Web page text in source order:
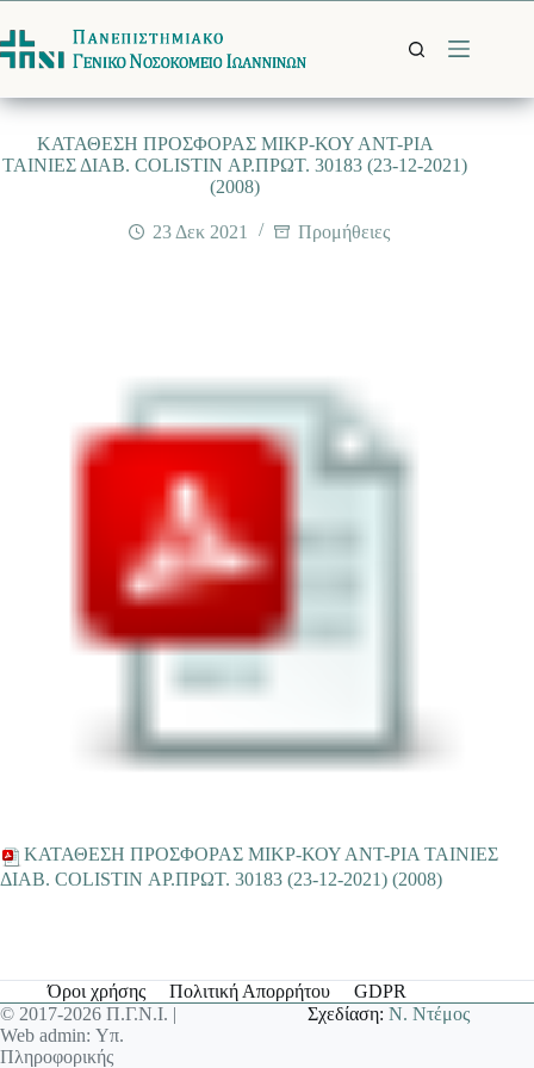
στο
περιεχόμενο
ΚΑΤΑΘΕΣΗ ΠΡΟΣΦΟΡΑΣ ΜΙΚΡ-ΚΟΥ ΑΝΤ-ΡΙΑ
TAINIEΣ ΔΙΑΒ. COLISTIN ΑΡ.ΠΡΩΤ. 30183 (23-12-2021)
(2008)
23 Δεκ 2021 Προμήθειες
ΚΑΤΑΘΕΣΗ ΠΡΟΣΦΟΡΑΣ ΜΙΚΡ-ΚΟΥ ΑΝΤ-ΡΙΑ TAINIEΣ
ΔΙΑΒ. COLISTIN ΑΡ.ΠΡΩΤ. 30183 (23-12-2021) (2008)
Όροι χρήσης Πολιτική Απορρήτου
GDPR
© 2017-2026 Π.Γ.Ν.Ι. |
Web admin: Υπ.
Πληροφορικής
Σχεδίαση:Ν. Ντέμος